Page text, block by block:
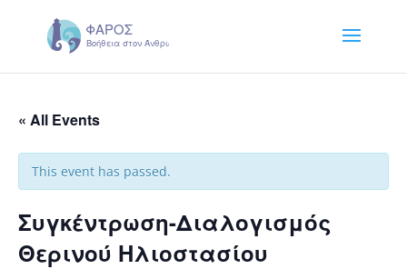
« All Events
This event has passed.
Συγκέντρωση-Διαλογισμός
Θερινού Ηλιοστασίου